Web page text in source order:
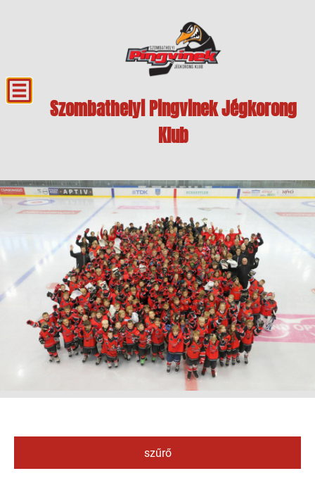
Szombathelyi Pingvinek Jégkorong
Klub
szűrő